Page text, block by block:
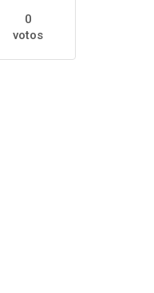
0
votos